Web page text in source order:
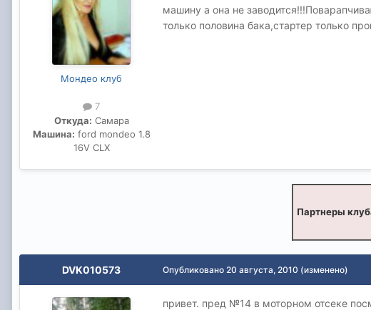
Мондео клуб
7
Откуда: Самара
Машина: ford mondeo 1.8
16V CLX
машину а она не
только половина бака,стартер только
Партнеры
DVK010573 Опубликовано 20 августа, 2010 (изменено)
привет. пред №14 в моторном отсеке